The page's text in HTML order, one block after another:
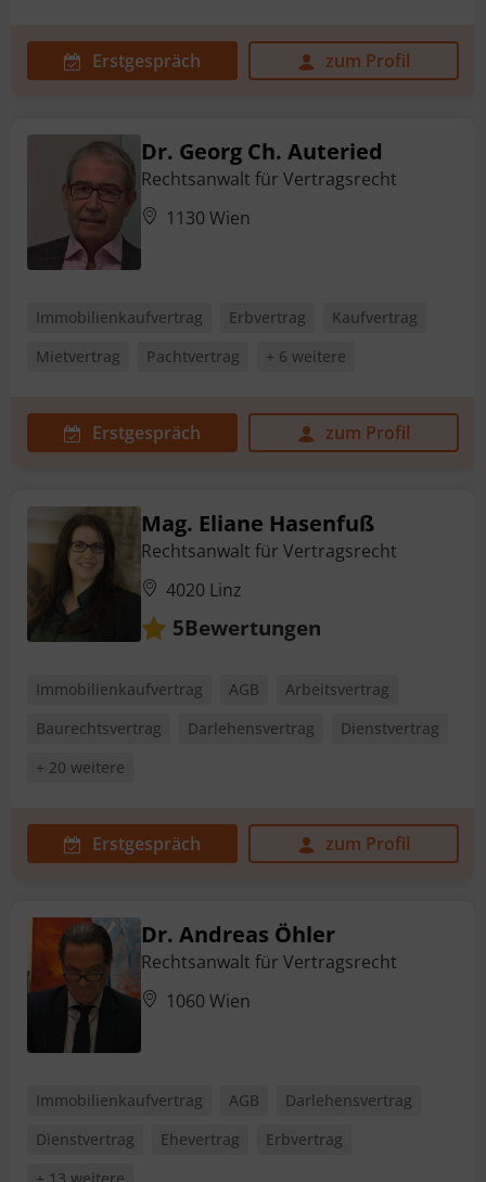
Erstgespräch zum Profil
Dr. Georg Ch. Auteried
Rechtsanwalt für Vertragsrecht
1130 Wien
Immobilienkaufvertrag Erbvertrag
Kaufvertrag
Mietvertrag
Pachtvertrag + 6 weitere
Erstgespräch zum Profil
Mag. Eliane Hasenfuß
Rechtsanwalt für Vertragsrecht
4020 Linz
5Bewertungen
Immobilienkaufvertrag AGB
Arbeitsvertrag
Baurechtsvertrag
Darlehensvertrag
Dienstvertrag
+ 20 weitere
Erstgespräch zum Profil
Dr. Andreas Öhler
Rechtsanwalt für Vertragsrecht
1060 Wien
Immobilienkaufvertrag AGB
Darlehensvertrag
Dienstvertrag
Ehevertrag
Erbvertrag